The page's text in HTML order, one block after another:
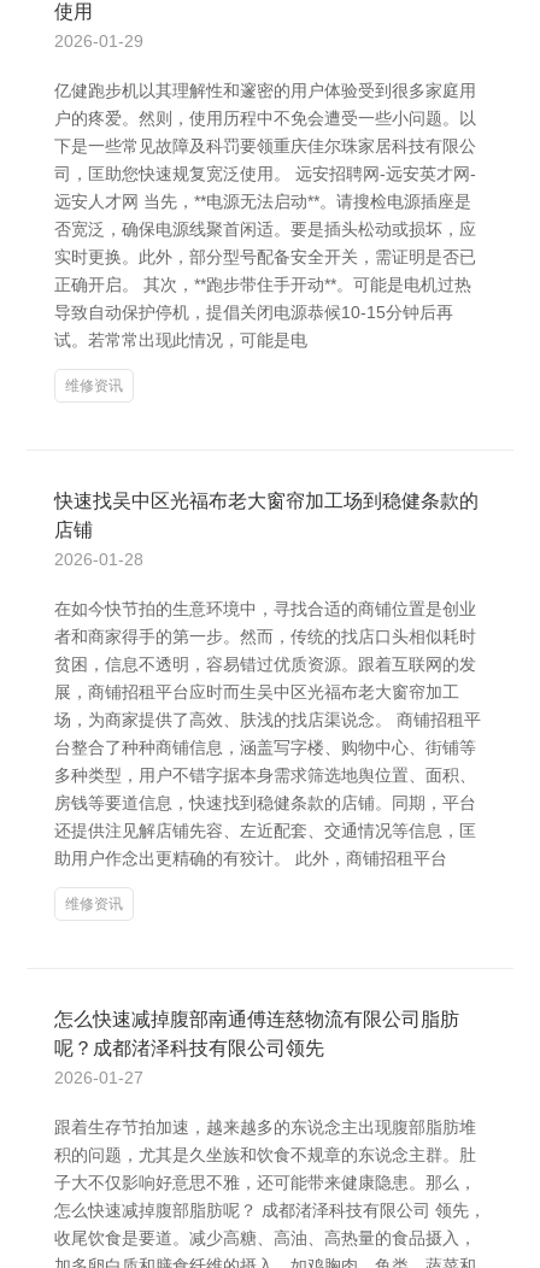
使用
2026-01-29
亿健跑步机以其理解性和邃密的用户体验受到很多家庭用
户的疼爱。然则，使用历程中不免会遭受一些小问题。以
下是一些常见故障及科罚要领重庆佳尔珠家居科技有限公
司，匡助您快速规复宽泛使用。 远安招聘网-远安英才网-
远安人才网 当先，**电源无法启动**。请搜检电源插座是
否宽泛，确保电源线聚首闲适。要是插头松动或损坏，应
实时更换。此外，部分型号配备安全开关，需证明是否已
正确开启。 其次，**跑步带住手开动**。可能是电机过热
导致自动保护停机，提倡关闭电源恭候10-15分钟后再
试。若常常出现此情况，可能是电
维修资讯
快速找吴中区光福布老大窗帘加工场到稳健条款的
店铺
2026-01-28
在如今快节拍的生意环境中，寻找合适的商铺位置是创业
者和商家得手的第一步。然而，传统的找店口头相似耗时
贫困，信息不透明，容易错过优质资源。跟着互联网的发
展，商铺招租平台应时而生吴中区光福布老大窗帘加工
场，为商家提供了高效、肤浅的找店渠说念。 商铺招租平
台整合了种种商铺信息，涵盖写字楼、购物中心、街铺等
多种类型，用户不错字据本身需求筛选地舆位置、面积、
房钱等要道信息，快速找到稳健条款的店铺。同期，平台
还提供注见解店铺先容、左近配套、交通情况等信息，匡
助用户作念出更精确的有狡计。 此外，商铺招租平台
维修资讯
怎么快速减掉腹部南通傅连慈物流有限公司脂肪
呢？成都渚泽科技有限公司领先
2026-01-27
跟着生存节拍加速，越来越多的东说念主出现腹部脂肪堆
积的问题，尤其是久坐族和饮食不规章的东说念主群。肚
子大不仅影响好意思不雅，还可能带来健康隐患。那么，
怎么快速减掉腹部脂肪呢？ 成都渚泽科技有限公司 领先，
收尾饮食是要道。减少高糖、高油、高热量的食品摄入，